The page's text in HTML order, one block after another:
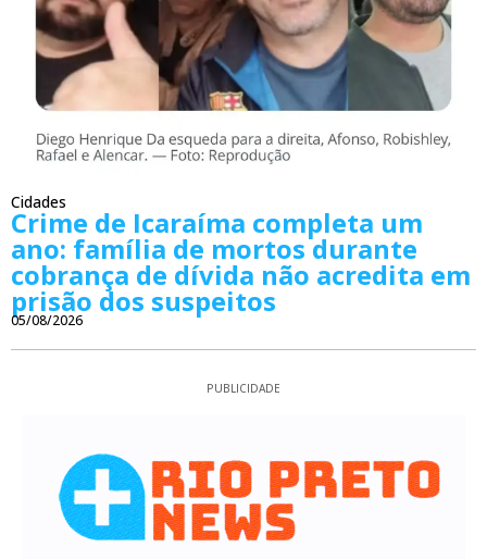
Cidades
Crime de Icaraíma completa um
ano: família de mortos durante
cobrança de dívida não acredita em
prisão dos suspeitos
05/08/2026
PUBLICIDADE